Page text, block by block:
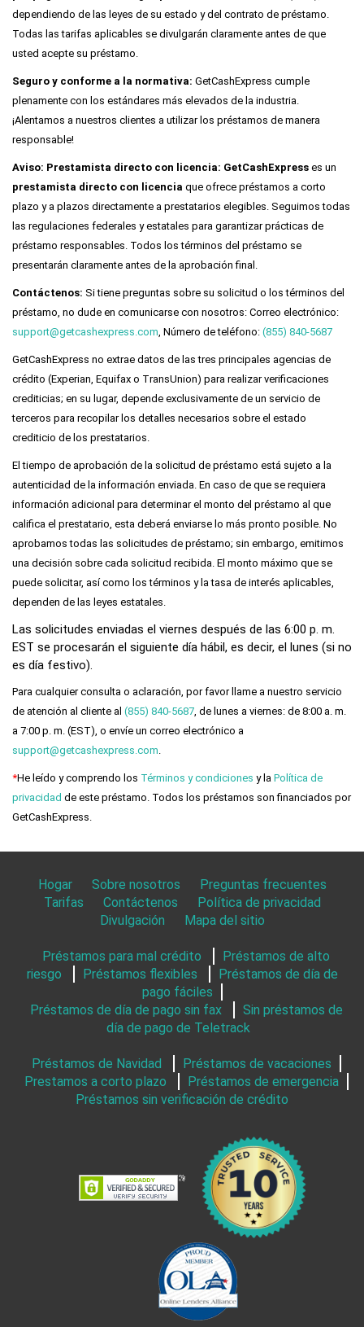
Todas las tarifas aplicables se divulgarán claramente antes de que
usted acepte su préstamo.
Seguro y conforme a la normativa:
plenamente con los estándares más elevados de la industria.
¡Alentamos a nuestros clientes a utilizar los préstamos de manera
responsable!
Aviso: Prestamista directo con licencia:
prestamista directo con licenciaque ofrece préstamos a corto
plazo y a plazos directamente a prestatarios elegibles. Seguimos todas
las regulaciones federales y estatales para garantizar prácticas de
préstamo responsables. Todos los términos del préstamo se
presentarán claramente antes de la aprobación final.
Contáctenos:Si tiene preguntas sobre su solicitud o los términos del
préstamo, no dude en comunicarse con nosotros: Correo electrónico:
support@getcashexpress.com, Número de teléfono:(855) 840-5687
GetCashExpress no extrae datos de las tres principales agencias de
crédito (Experian, Equifax o TransUnion) para realizar verificaciones
crediticias; en su lugar, depende exclusivamente de un servicio de
terceros para recopilar los detalles necesarios sobre el estado
crediticio de los prestatarios.
El tiempo de aprobación de la solicitud de préstamo está sujeto a la
autenticidad de la información enviada. En caso de que se requiera
información adicional para determinar el monto del préstamo al que
califica el prestatario, esta deberá enviarse lo más pronto posible. No
aprobamos todas las solicitudes de préstamo; sin embargo, emitimos
una decisión sobre cada solicitud recibida. El monto máximo que se
puede solicitar, así como los términos y la tasa de interés aplicables,
dependen de las leyes estatales.
Las solicitudes enviadas el viernes después de las 6:00 p. m.
EST se procesarán el siguiente día hábil, es decir, el lunes (si no
es día festivo).
Para cualquier consulta o aclaración, por favor llame a nuestro servicio
de atención al cliente al (855) 840-5687, de lunes a viernes: de 8:00 a. m.
a 7:00 p. m. (EST), o envíe un correo electrónico a
support@getcashexpress.com.
*He leído y comprendo losTérminos y condiciones
privacidadde este préstamo. Todos los préstamos son financiados por
GetCashExpress.
Tarifas
Contáctenos
Política de privacidad
Divulgación
Mapa del sitio
riesgo
Préstamos flexibles
Préstamos de día de
pago fáciles
Préstamos de día de pago sin fax
día de pago de Teletrack
Prestamos a corto plazo
Préstamos de emergencia
Préstamos sin verificación de crédito